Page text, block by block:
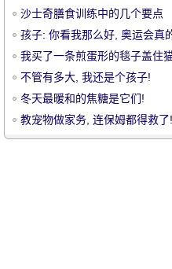
宠
沙士奇膳食训练中的几个要点
孩子: 你看我那么好, 奥运会真
玩吗？
我买了一条煎蛋形的毯子盖住
看。
不管有多大, 我还是个孩子!
冬天最暖和的焦糖是它们!
教宠物做家务, 连保姆都得救了!